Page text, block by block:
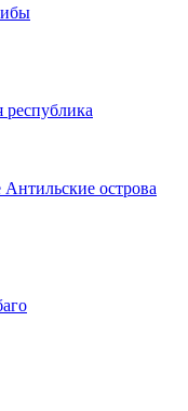
острова